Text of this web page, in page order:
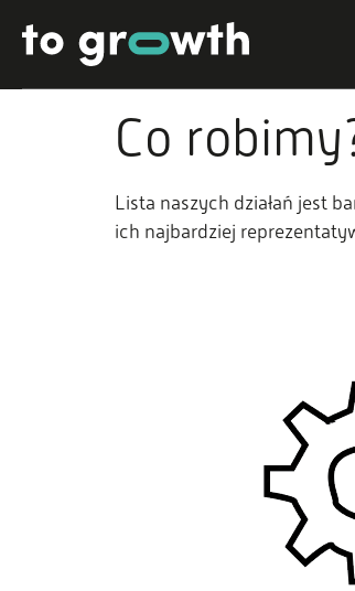
Co
Lista naszych działań jest
ich najbardziej